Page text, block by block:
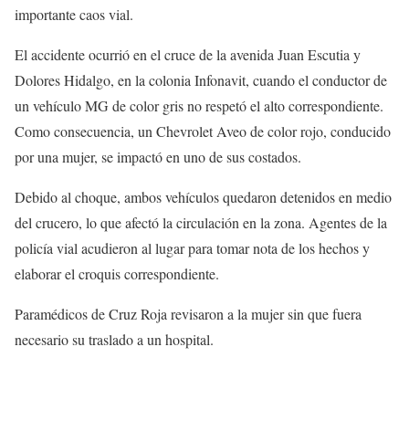
importante caos vial.
El accidente ocurrió en el cruce de la avenida Juan Escutia y
Dolores Hidalgo, en la colonia Infonavit, cuando el conductor de
un vehículo MG de color gris no respetó el alto correspondiente.
Como consecuencia, un Chevrolet Aveo de color rojo, conducido
por una mujer, se impactó en uno de sus costados.
Debido al choque, ambos vehículos quedaron detenidos en medio
del crucero, lo que afectó la circulación en la zona. Agentes de la
policía vial acudieron al lugar para tomar nota de los hechos y
elaborar el croquis correspondiente.
Paramédicos de Cruz Roja revisaron a la mujer sin que fuera
necesario su traslado a un hospital.